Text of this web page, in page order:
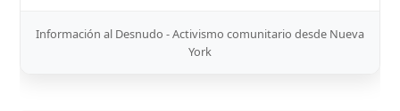
Información al Desnudo - Activismo comunitario desde Nueva
York